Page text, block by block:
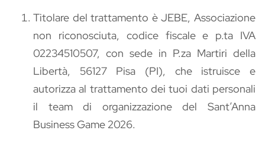
Titolare del trattamento è JEBE, Associazione
non riconosciuta, codice fiscale e p.ta IVA
02234510507, con sede in P.za Martiri della
Libertà, 56127 Pisa (PI), che istruisce e
autorizza al trattamento dei tuoi dati personali
il team di organizzazione del Sant’Anna
Business Game 2026.